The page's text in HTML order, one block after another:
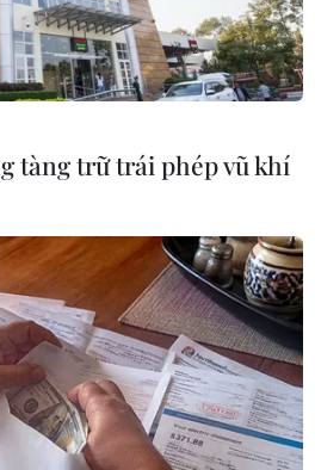
(9,3 USD).
trạng thiếu hụt lực lượng
bố chính sách cấp thị thực
là người nước ngoài
có tay nghề tới nước này
(TTXVN/Vietnam+)
tàng trữ trái phép vũ khí